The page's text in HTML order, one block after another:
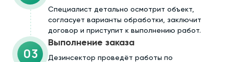
Cпециалист детально осмотрит объект,
согласует варианты обработки, заключит
договор и приступит к выполнению работ.
03
Выполнение заказа
Дезинсектор проведёт работы по